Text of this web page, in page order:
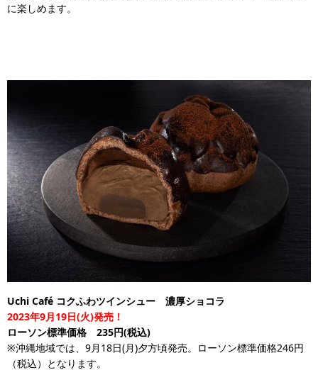
に楽しめます。
Uchi Café コクふわツインシュー 濃厚ショコラ
2023年9月19日(火)発売！
ローソン標準価格 235円(税込)
※沖縄地域では、9月18日(月)夕方頃発売。ローソン標準価格246円
（税込）となります。